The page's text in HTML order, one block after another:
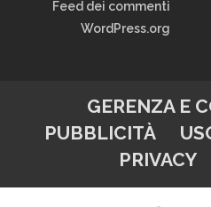
Feed dei commenti
WordPress.org
GERENZA E
PUBBLICITÀ
PRIVACY